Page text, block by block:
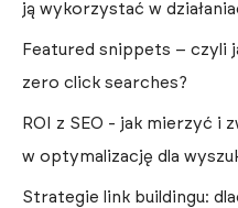
ją wykorzystać w
Featured snippets – czyli
zero click searches?
ROI z SEO - jak mierzyć i
w optymalizację dla
Strategie link buildingu: